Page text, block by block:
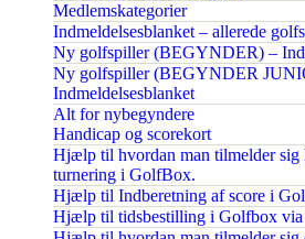
Medlemskategorier
Indmeldelsesblanket – allerede
Ny golfspiller (BEGYNDER) –
Ny golfspiller (BEGYNDER
Indmeldelsesblanket
Alt for nybegyndere
Handicap og scorekort
Hjælp til hvordan man tilmelder sig
turnering i GolfBox.
Hjælp til Indberetning af score i
Hjælp til tidsbestilling i Golfbox via